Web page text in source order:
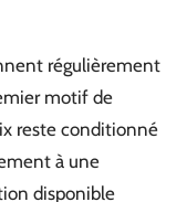
régulièrement
motif de
reste conditionné
à une
disponible